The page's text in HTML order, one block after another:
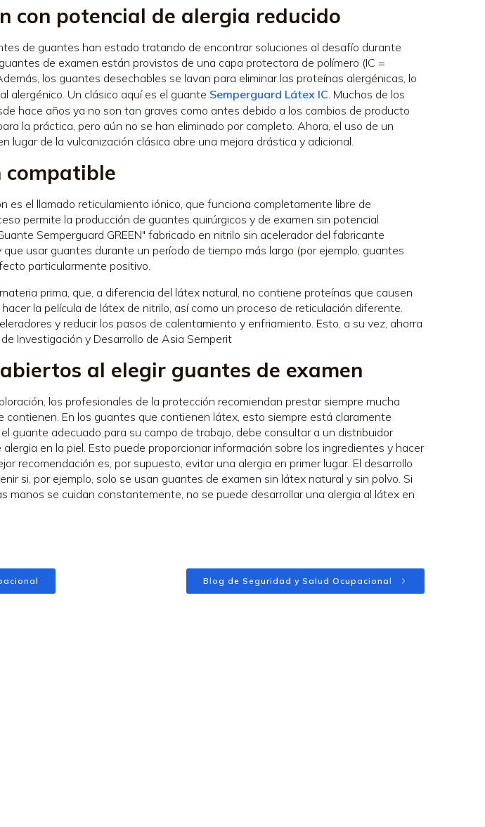
con potencial de alergia reducido
de guantes han estado tratando de encontrar soluciones al desafío durante
de examen están provistos de una capa protectora de polímero (IC =
los guantes desechables se lavan para eliminar las proteínas alergénicas, lo
alergénico. Un clásico aquí es el guante Semperguard Látex IC. Muchos de los
hace años ya no son tan graves como antes debido a los cambios de producto
la práctica, pero aún no se han eliminado por completo. Ahora, el uso de un
lugar de la vulcanización clásica abre una mejora drástica y adicional.
compatible
es el llamado reticulamiento iónico, que funciona completamente libre de
permite la producción de guantes quirúrgicos y de examen sin potencial
Semperguard GREEN" fabricado en nitrilo sin acelerador del fabricante
usar guantes durante un período de tiempo más largo (por ejemplo, guantes
particularmente positivo.
prima, que, a diferencia del látex natural, no contiene proteínas que causen
la película de látex de nitrilo, así como un proceso de reticulación diferente.
y reducir los pasos de calentamiento y enfriamiento. Esto, a su vez, ahorra
Investigación y Desarrollo de Asia Semperit
al elegir guantes de examen
los profesionales de la protección recomiendan prestar siempre mucha
contienen. En los guantes que contienen látex, esto siempre está claramente
guante adecuado para su campo de trabajo, debe consultar a un distribuidor
en la piel. Esto puede proporcionar información sobre los ingredientes y hacer
recomendación es, por supuesto, evitar una alergia en primer lugar. El desarrollo
si, por ejemplo, solo se usan guantes de examen sin látex natural y sin polvo. Si
manos se cuidan constantemente, no se puede desarrollar una alergia al látex en
Blog de Seguridad y Salud Ocupacional